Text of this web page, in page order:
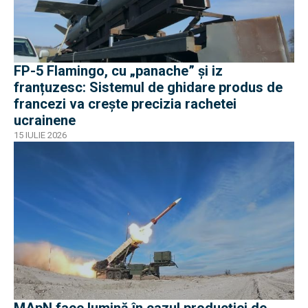
FP-5 Flamingo, cu „panache” și iz
franțuzesc: Sistemul de ghidare produs de
francezi va crește precizia rachetei
ucrainene
15 IULIE 2026